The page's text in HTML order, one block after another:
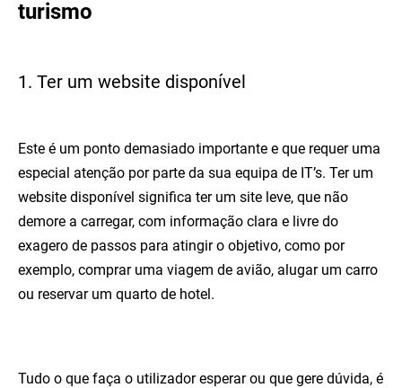
turismo
1. Ter um website disponível
Este é um ponto demasiado importante e que requer uma
especial atenção por parte da sua equipa de IT’s. Ter um
website disponível significa ter um site leve, que não
demore a carregar, com informação clara e livre do
exagero de passos para atingir o objetivo, como por
exemplo, comprar uma viagem de avião, alugar um carro
ou reservar um quarto de hotel.
Tudo o que faça o utilizador esperar ou que gere dúvida, é